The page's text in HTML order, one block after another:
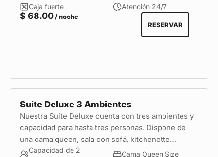
Caja fuerte
Atención 24/7
$ 68.00 / noche
RESERVAR
Suite Deluxe 3 Ambientes
Nuestra Suite Deluxe cuenta con tres ambientes y
capacidad para hasta tres personas. Dispone de
una cama queen, sala con sofá, kitchenette
equipada con menaje, mobiliario y patio privado. Es
Capacidad de 2
Cama Queen Size